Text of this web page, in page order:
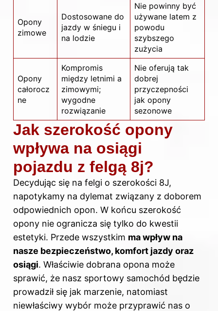
Opony
zimowe
Dostosowane do
jazdy w śniegu i
na lodzie
Nie powinny być
używane latem z
powodu
szybszego
zużycia
Opony
całorocz
ne
Kompromis
między letnimi a
zimowymi;
wygodne
rozwiązanie
Nie oferują tak
dobrej
przyczepności
jak opony
sezonowe
Jak szerokość opony
wpływa na osiągi
pojazdu z felgą 8j?
Decydując się na felgi o szerokości 8J,
napotykamy na dylemat związany z doborem
odpowiednich opon. W końcu szerokość
opony nie ogranicza się tylko do kwestii
estetyki. Przede wszystkim ma wpływ na
nasze bezpieczeństwo, komfort jazdy oraz
osiągi. Właściwie dobrana opona może
sprawić, że nasz sportowy samochód będzie
prowadził się jak marzenie, natomiast
niewłaściwy wybór może przyprawić nas o